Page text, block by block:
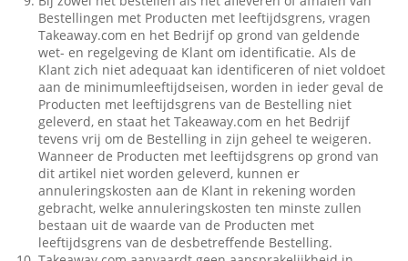
Bestellingen met Producten met leeftijdsgrens, vragen
Takeaway.com en het Bedrijf op grond van geldende
wet- en regelgeving de Klant om identificatie. Als de
Klant zich niet adequaat kan identificeren of niet voldoet
aan de minimumleeftijdseisen, worden in ieder geval de
Producten met leeftijdsgrens van de Bestelling niet
geleverd, en staat het Takeaway.com en het Bedrijf
tevens vrij om de Bestelling in zijn geheel te weigeren.
Wanneer de Producten met leeftijdsgrens op grond van
dit artikel niet worden geleverd, kunnen er
annuleringskosten aan de Klant in rekening worden
gebracht, welke annuleringskosten ten minste zullen
bestaan uit de waarde van de Producten met
leeftijdsgrens van de desbetreffende Bestelling.